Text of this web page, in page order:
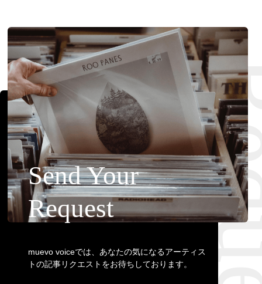
Send Your
Request
muevo voiceでは、あなたの気になるアーティス
トの記事リクエストをお待ちしております。